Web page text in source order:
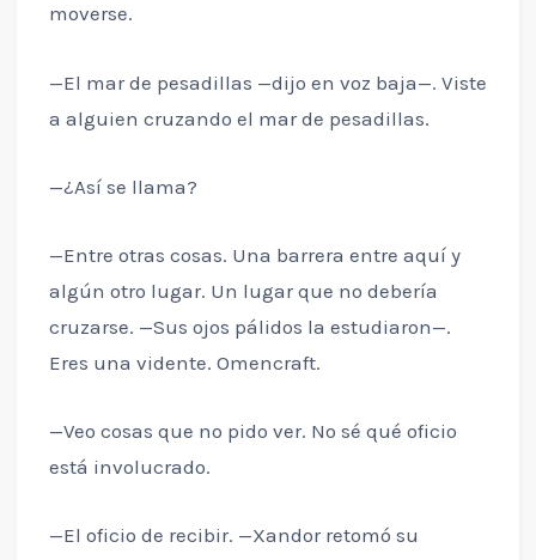
moverse.
—El mar de pesadillas —dijo en voz baja—. Viste
a alguien cruzando el mar de pesadillas.
—¿Así se llama?
—Entre otras cosas. Una barrera entre aquí y
algún otro lugar. Un lugar que no debería
cruzarse. —Sus ojos pálidos la estudiaron—.
Eres una vidente. Omencraft.
—Veo cosas que no pido ver. No sé qué oficio
está involucrado.
—El oficio de recibir. —Xandor retomó su